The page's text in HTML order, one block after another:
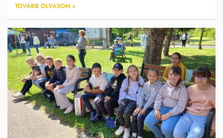
TOVÁBB OLVASOM »